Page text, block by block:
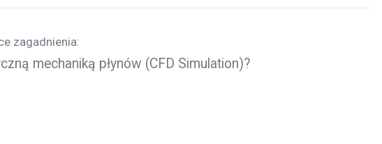
zagadnienia:
mechaniką płynów (CFD Simulation)?